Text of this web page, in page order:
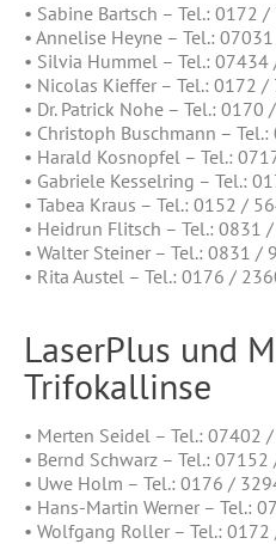
• Sabine Bartsch – Tel.: 0172
• Annelise Heyne – Tel.:
• Silvia Hummel – Tel.: 07434
• Nicolas Kieffer – Tel.: 0172
• Dr. Patrick Nohe – Tel.:
• Christoph Buschmann –
• Harald Kosnopfel – Tel.:
• Gabriele Kesselring – Tel.:
• Tabea Kraus – Tel.: 0152 /
• Heidrun Flitsch – Tel.: 0831
• Walter Steiner – Tel.: 0831 /
• Rita Austel – Tel.: 0176 /
LaserPlus und
Trifokallinse
• Merten Seidel – Tel.: 07402
• Bernd Schwarz – Tel.:
• Uwe Holm – Tel.: 0176 /
• Hans-Martin Werner – Tel.:
• Wolfgang Roller – Tel.: